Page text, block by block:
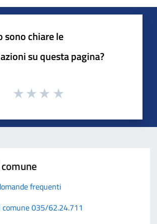
sono chiare le
su questa pagina?
frequenti
comune 035/62.24.711